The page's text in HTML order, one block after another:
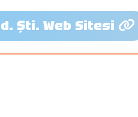
Şti. Web Sitesi